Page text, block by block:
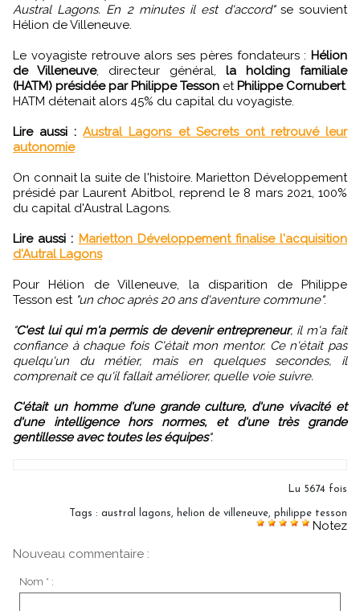
Austral Lagons. En 2 minutes il est d'accord"se souvient
Hélion de Villeneuve.
Le voyagiste retrouve alors ses pères fondateurs : Hélion
de Villeneuve, directeur général, la holding familiale
(HATM) présidée par Philippe Tesson et Philippe Cornubert.
HATM détenait alors 45% du capital du voyagiste.
Lire aussi : Austral Lagons et Secrets ont retrouvé leur
autonomie
On connait la suite de l'histoire. Marietton Développement
présidé par Laurent Abitbol, reprend le 8 mars 2021, 100%
du capital d'Austral Lagons.
Lire aussi : Marietton Développement finalise l'acquisition
d'Autral Lagons
Pour Hélion de Villeneuve, la disparition de Philippe
Tesson est "un choc après 20 ans d'aventure commune".
"C'est lui qui m'a permis de devenir entrepreneur, il m'a fait
confiance à chaque fois C'était mon mentor. Ce n'était pas
quelqu'un du métier, mais en quelques secondes, il
comprenait ce qu'il fallait améliorer, quelle voie suivre.
C'était un homme d'une grande culture, d'une vivacité et
d'une intelligence hors normes, et d'une très grande
gentillesse avec toutes les équipes".
Lu 5674 fois
Tags : austral lagons helion de villeneuve philippe tesson
Notez
Nouveau commentaire :
Nom * :